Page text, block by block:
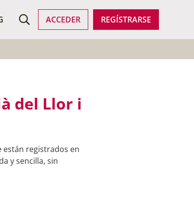
ACCEDER REGÍSTRARSE
del Llor i
registrados en
y sencilla, sin